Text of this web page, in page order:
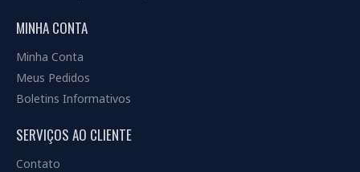
MINHA CONTA
Minha Conta
Meus Pedidos
Boletins Informativos
SERVIÇOS AO CLIENTE
Contato